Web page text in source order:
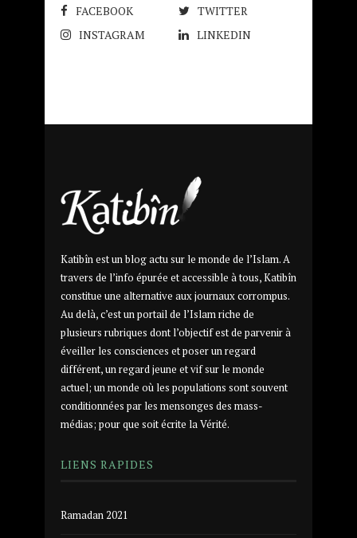
FACEBOOK
TWITTER
INSTAGRAM
LINKEDIN
Katibîn est un blog actu sur le monde de l’Islam. A
travers de l’info épurée et accessible à tous, Katibîn
constitue une alternative aux journaux corrompus.
Au delà, c’est un portail de l’Islam riche de
plusieurs rubriques dont l’objectif est de parvenir à
éveiller les consciences et poser un regard
différent, un regard jeune et vif sur le monde
actuel; un monde où les populations sont souvent
conditionnées par les mensonges des mass-
médias; pour que soit écrite la Vérité.
LIENS RAPIDES
Ramadan 2021